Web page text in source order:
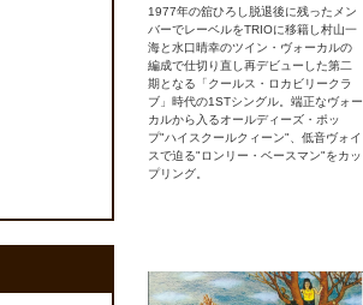
1977年の舘ひろし脱退後に残ったメン
バーでレーベルをTRIOに移籍し村山一
海と水口晴幸のツイン・ヴォーカルの
編成で仕切り直し再デビューした第二
期となる「クールス・ロカビリークラ
ブ」時代の1STシングル。端正なヴォー
カルから入るオールディーズ・ポッ
プ"ハイスクールクィーン"、低音ヴォイ
スで迫る"ロンリー・ベースマン"をカッ
プリング。